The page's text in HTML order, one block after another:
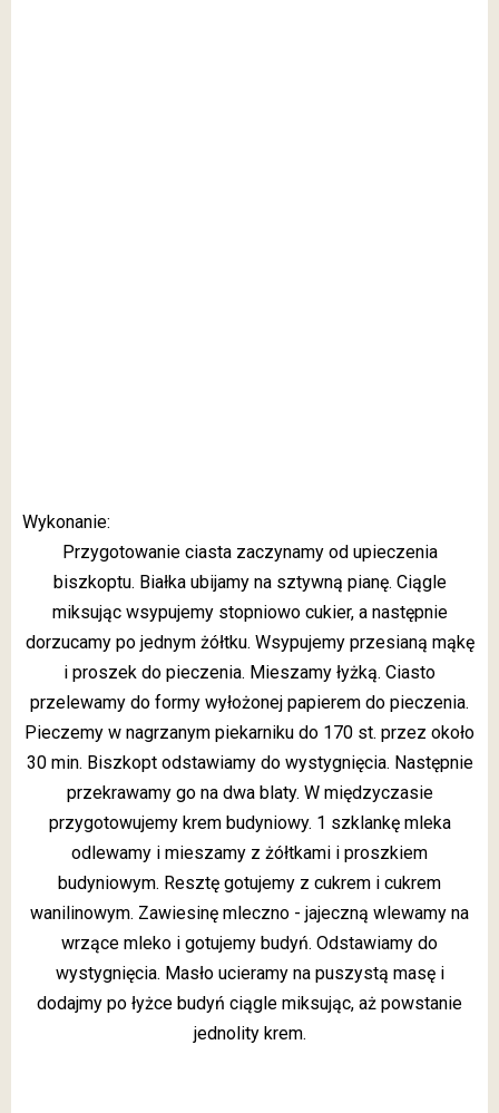
Wykonanie:
Przygotowanie ciasta zaczynamy od upieczenia
biszkoptu. Białka ubijamy na sztywną pianę. Ciągle
miksując wsypujemy stopniowo cukier, a następnie
dorzucamy po jednym żółtku. Wsypujemy przesianą mąkę
i proszek do pieczenia. Mieszamy łyżką. Ciasto
przelewamy do formy wyłożonej papierem do pieczenia.
Pieczemy w nagrzanym piekarniku do 170 st. przez około
30 min. Biszkopt odstawiamy do wystygnięcia. Następnie
przekrawamy go na dwa blaty. W międzyczasie
przygotowujemy krem budyniowy. 1 szklankę mleka
odlewamy i mieszamy z żółtkami i proszkiem
budyniowym. Resztę gotujemy z cukrem i cukrem
wanilinowym. Zawiesinę mleczno - jajeczną wlewamy na
wrzące mleko i gotujemy budyń. Odstawiamy do
wystygnięcia. Masło ucieramy na puszystą masę i
dodajmy po łyżce budyń ciągle miksując, aż powstanie
jednolity krem.